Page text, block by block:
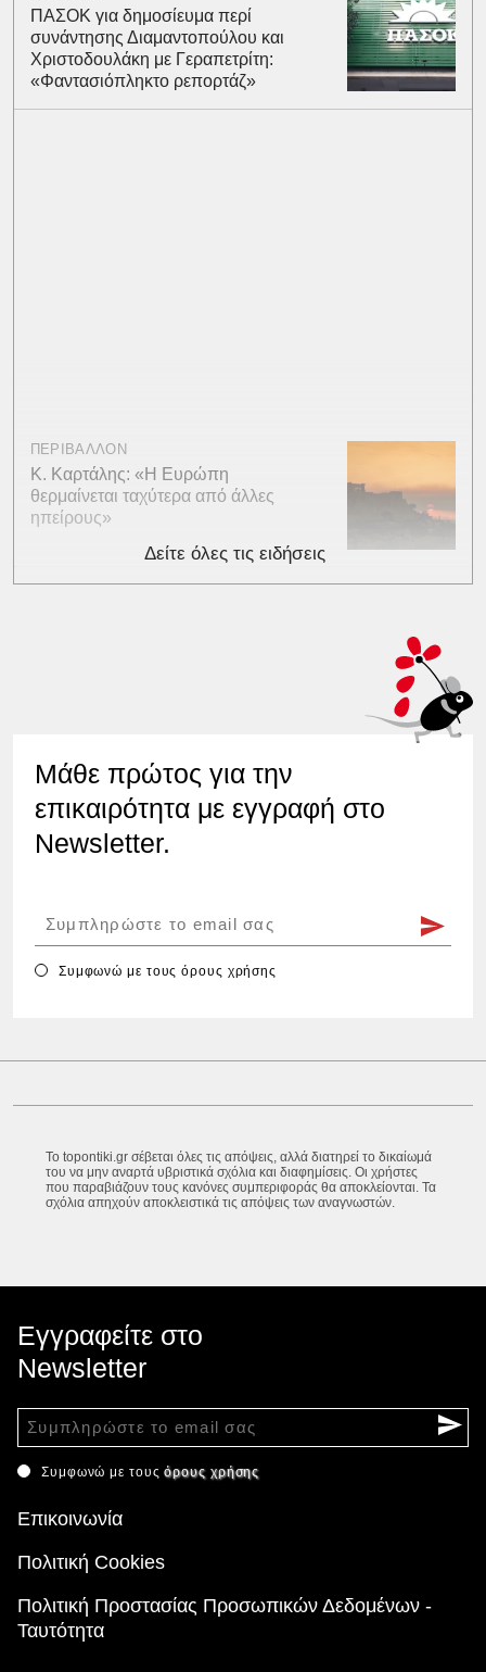
ΠΑΣΟΚ για δημοσίευμα περί
συνάντησης Διαμαντοπούλου και
Χριστοδουλάκη με Γεραπετρίτη:
«Φαντασιόπληκτο ρεπορτάζ»
ΠΕΡΙΒΑΛΛΟΝ
Κ. Καρτάλης: «Η Ευρώπη
θερμαίνεται ταχύτερα από άλλες
ηπείρους»
Δείτε όλες τις ειδήσεις
Μάθε πρώτος για την
επικαιρότητα με εγγραφή στο
Newsletter.
Συμφωνώ με τουςόρους χρήσης
Το topontiki.gr σέβεται όλες τις απόψεις, αλλά διατηρεί το δικαίωμά
του να μην αναρτά υβριστικά σχόλια και διαφημίσεις. Οι χρήστες
που παραβιάζουν τους κανόνες συμπεριφοράς θα αποκλείονται. Τα
σχόλια απηχούν αποκλειστικά τις απόψεις των αναγνωστών.
Εγγραφείτε στο
Newsletter
Συμφωνώ με τουςόρους χρήσης
Επικοινωνία
Πολιτική Cookies
Πολιτική Προστασίας Προσωπικών Δεδομένων -
Ταυτότητα